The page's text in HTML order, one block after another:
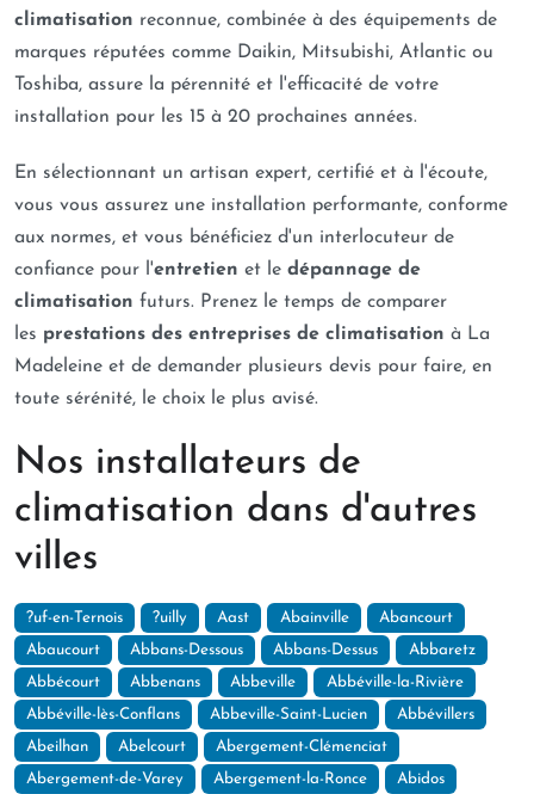
climatisation reconnue, combinée à des équipements de
marques réputées comme Daikin, Mitsubishi, Atlantic ou
Toshiba, assure la pérennité et l'efficacité de votre
installation pour les 15 à 20 prochaines années.
En sélectionnant un artisan expert, certifié et à l'écoute,
vous vous assurez une installation performante, conforme
aux normes, et vous bénéficiez d'un interlocuteur de
confiance pour l'entretien et le dépannage de
climatisation futurs. Prenez le temps de comparer
les prestations des entreprises de climatisation à La
Madeleine et de demander plusieurs devis pour faire, en
toute sérénité, le choix le plus avisé.
Nos installateurs de
climatisation dans d'autres
villes
?uf-en-Ternois ?uilly Aast Abainville Abancourt
Abaucourt Abbans-Dessous Abbans-Dessus Abbaretz
Abbécourt Abbenans Abbeville Abbéville-la-Rivière
Abbéville-lès-Conflans Abbeville-Saint-Lucien Abbévillers
Abeilhan Abelcourt Abergement-Clémenciat
Abergement-de-Varey Abergement-la-Ronce Abidos